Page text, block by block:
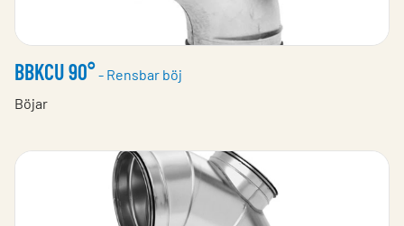
BBKCU 90°- Rensbar böj
Böjar